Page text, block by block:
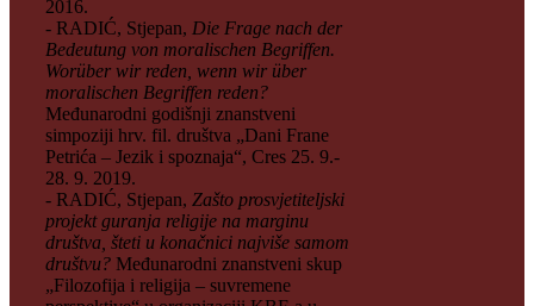
2016.
- RADIĆ, Stjepan, Die Frage nach der
Bedeutung von moralischen Begriffen.
Worüber wir reden, wenn wir über
moralischen Begriffen reden?
Međunarodni godišnji znanstveni
simpoziji hrv. fil. društva „Dani Frane
Petrića – Jezik i spoznaja“, Cres 25. 9.-
28. 9. 2019.
- RADIĆ, Stjepan, Zašto prosvjetiteljski
projekt guranja religije na marginu
društva, šteti u konačnici najviše samom
društvu? Međunarodni znanstveni skup
„Filozofija i religija – suvremene